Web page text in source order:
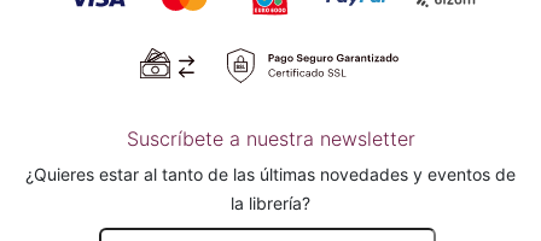
Suscríbete a nuestra newsletter
¿Quieres estar al tanto de las últimas novedades y eventos de
la librería?